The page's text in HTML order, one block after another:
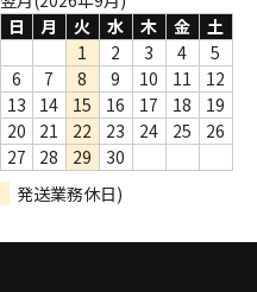
日
月 火 水 木 金
土
1
2 3 4
5
6
7 8 9 10 11
12
13
14 15 16 17 18
19
20
21 22 23 24 25
26
27
28 29
30
発送業務休日)